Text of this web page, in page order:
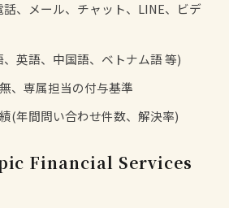
、メール、チャット、LINE、ビデ
英語、中国語、ベトナム語 等)
、専属担当の付与基準
(年間問い合わせ件数、解決率)
Financial Services